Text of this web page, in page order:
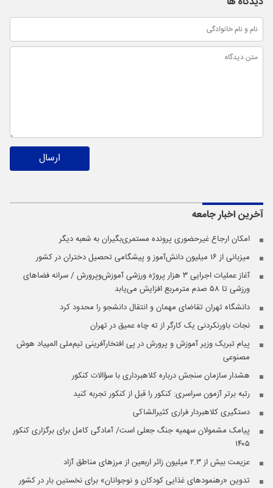
ارسال
آخرین اخبارجامعه
امکان ارجاع غیرحضوری پرونده مستمری‌بگیران به شعبه دیگر
میزبانی از ۱۶ میلیون دانش‌آموز و پیشگامی تحصیل دختران در کشور
آغاز عملیات اجرایی ۳ هزار پروژه ورزشی آموزش‌وپرورش / سرانه فضاهای
ورزشی تا ۵۸ صدم مترمربع افزایش می‌یابد
دانشگاه تهران تقاضای مهمان و انتقال دانشجو را محدود کرد
نجات باورنکردنی یک کارگر از ته چاه عمیق در تهران
پیام تبریک وزیر آموزش و پرورش در پی افتخارآفرینی تیم‌ملی المپیاد هوش
مصنوعی
هشدار سازمان سنجش درباره کلاهبرداری با سؤالات کنکور
رتبه برتر آزمون سراسری: کنکور را قبل از کنکور تجربه کنید
دستگیری کلاهبردار فراری کثیرالشاکی
پیامک مشمولان سهمیه جنگ جعلی است/ آمادگی کامل برای برگزاری کنکور
۱۴۰۵
عزیمت بیش از ۲.۳ میلیون زائر اربعین از مرزهای مناطق آزاد
تدوین «رهنمودهای غذایی کودکان و نوجوانان» برای نخستین بار در کشور